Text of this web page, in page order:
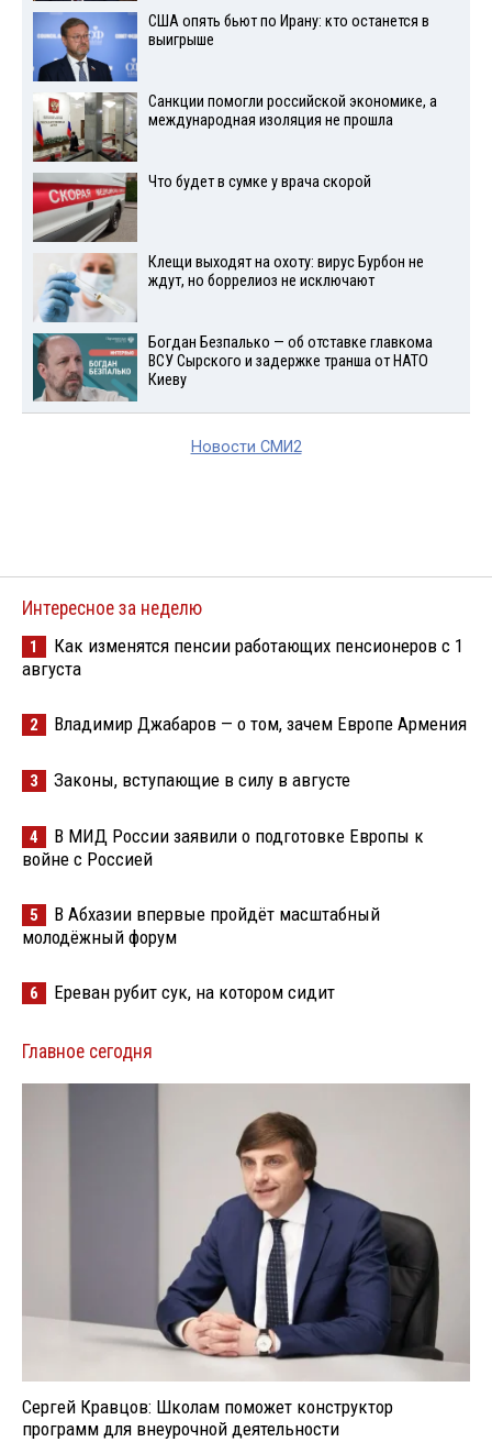
США опять бьют по Ирану: кто останется в
выигрыше
Санкции помогли российской экономике, а
международная изоляция не прошла
Что будет в сумке у врача скорой
Клещи выходят на охоту: вирус Бурбон не
ждут, но боррелиоз не исключают
Богдан Безпалько — об отставке главкома
ВСУ Сырского и задержке транша от НАТО
Киеву
Новости СМИ2
Интересное за неделю
1
Как изменятся пенсии работающих пенсионеров с 1
августа
2 Владимир Джабаров — о том, зачем Европе Армения
3 Законы, вступающие в силу в августе
4
В МИД России заявили о подготовке Европы к
войне с Россией
5
В Абхазии впервые пройдёт масштабный
молодёжный форум
6 Ереван рубит сук, на котором сидит
Главное сегодня
Сергей Кравцов: Школам поможет конструктор
программ для внеурочной деятельности